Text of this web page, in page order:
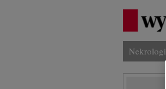
Nekrologi